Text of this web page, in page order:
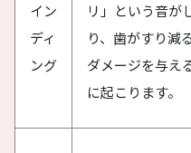
イン
ディ
ング
リ」という音が
り、歯がすり減
ダメージを与え
に起こります。